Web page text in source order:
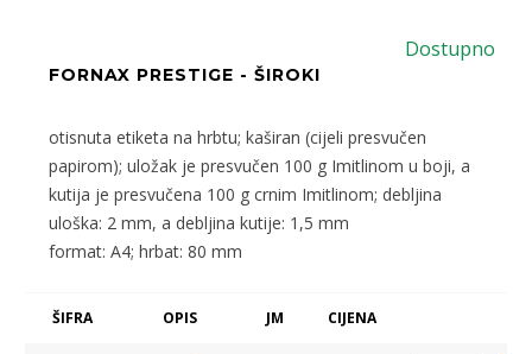
Dostupno
FORNAX PRESTIGE - ŠIROKI
otisnuta etiketa na hrbtu; kaširan (cijeli presvučen
papirom); uložak je presvučen 100 g Imitlinom u boji, a
kutija je presvučena 100 g crnim Imitlinom; debljina
uloška: 2 mm, a debljina kutije: 1,5 mm
format: A4; hrbat: 80 mm
ŠIFRA OPIS JM CIJENA